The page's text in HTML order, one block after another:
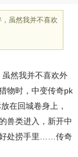
虽然我并不喜欢
然我并不喜欢外
物时，中变传奇pk
在回城卷身上，
兽类进入，新开中
好处捞手里……传奇